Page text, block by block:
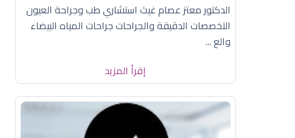
الدكتور معتز عصام غيث استشاري طب وجراحة العيون
التخصصات الدقيقة والجراحات جراحات المياه البيضاء
والع ...
إقرأ المزيد